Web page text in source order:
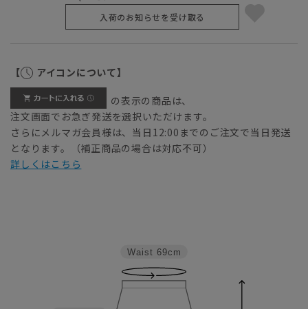
入荷のお知らせを受け取る
【 アイコンについて】
の表示の商品は、
注文画面でお急ぎ発送を選択いただけます。
さらにメルマガ会員様は、当日12:00までのご注文で当日発送
となります。（補正商品の場合は対応不可）
詳しくはこちら
Waist 69cm